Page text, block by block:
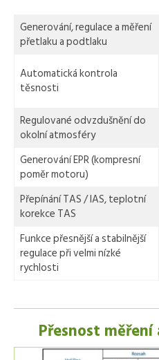
Generování, regulace a měření
přetlaku a podtlaku
Automatická kontrola
těsnosti
Regulované odvzdušnění do
okolní atmosféry
Generování EPR (kompresní
poměr motoru)
Přepínání TAS / IAS, teplotní
korekce TAS
Funkce přesnější a stabilnější
regulace při velmi nízké
rychlosti
Přesnost